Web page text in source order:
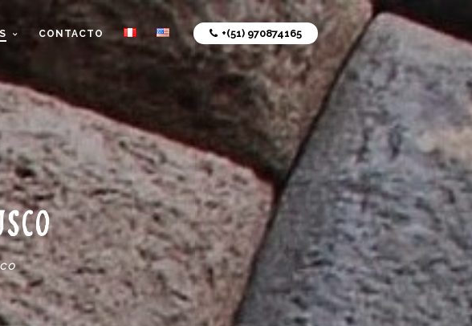
+(51) 970874165
CONTACTO